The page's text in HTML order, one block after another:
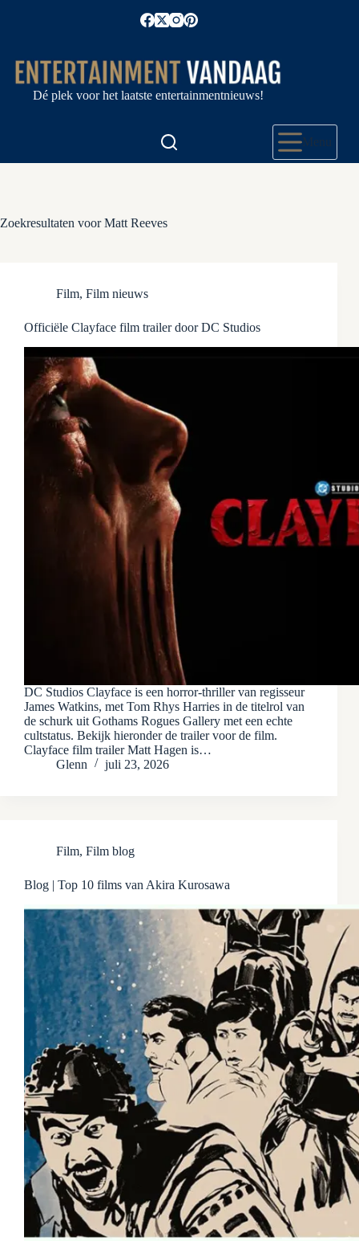
Dé plek voor het laatste entertainmentnieuws!
Menu
Zoekresultaten voor Matt Reeves
Film, Film nieuws
Officiële Clayface film trailer door DC Studios
DC Studios Clayface is een horror-thriller van regisseur
James Watkins, met Tom Rhys Harries in de titelrol van
de schurk uit Gothams Rogues Gallery met een echte
cultstatus. Bekijk hieronder de trailer voor de film.
Clayface film trailer Matt Hagen is…
Glenn
juli 23, 2026
Film, Film blog
Blog | Top 10 films van Akira Kurosawa